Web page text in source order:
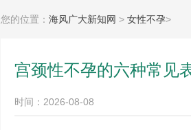
您的位置： 海风广大新知网 > 女性不孕>
宫颈性不孕的六种常见
时间：2026-08-08